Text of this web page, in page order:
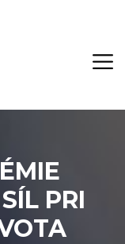
PRI